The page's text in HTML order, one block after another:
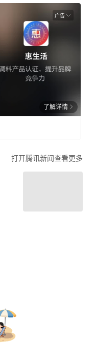
广告
了解详情
打开腾讯新闻查看更多